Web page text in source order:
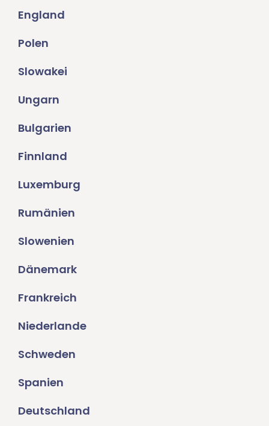
England
Polen
Slowakei
Ungarn
Bulgarien
Finnland
Luxemburg
Rumänien
Slowenien
Dänemark
Frankreich
Niederlande
Schweden
Spanien
Deutschland